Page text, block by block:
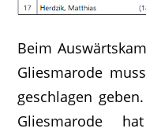
Beim
Gliesmarode
geschlagen
Gliesmarode